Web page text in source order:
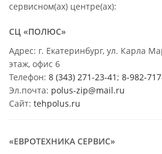
сервисном(ах) центре(ах):
СЦ «ПОЛЮС»
Адрес: г. Екатеринбург, ул. Карла
этаж, офис 6
Телефон: 8 (343) 271-23-41; 8-982-
Эл.почта: polus-zip@mail.ru
Сайт: tehpolus.ru
«ЕВРОТЕХНИКА СЕРВИС»